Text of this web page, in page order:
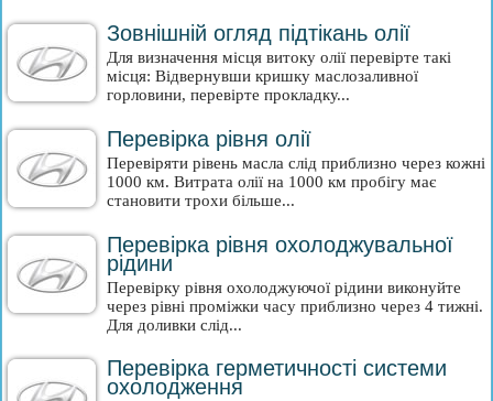
Зовнішній огляд підтікань олії
Для визначення місця витоку олії перевірте такі
місця: Відвернувши кришку маслозаливної
горловини, перевірте прокладку...
Перевірка рівня олії
Перевіряти рівень масла слід приблизно через кожні
1000 км. Витрата олії на 1000 км пробігу має
становити трохи більше...
Перевірка рівня охолоджувальної
рідини
Перевірку рівня охолоджуючої рідини виконуйте
через рівні проміжки часу приблизно через 4 тижні.
Для доливки слід...
Перевірка герметичності системи
охолодження